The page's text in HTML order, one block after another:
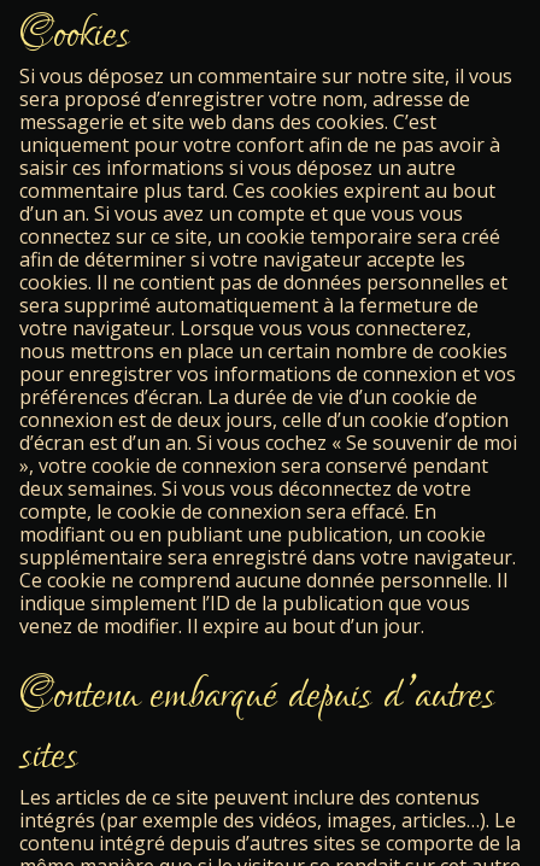
Cookies
Si vous déposez un commentaire sur notre site, il vous
sera proposé d’enregistrer votre nom, adresse de
messagerie et site web dans des cookies. C’est
uniquement pour votre confort afin de ne pas avoir à
saisir ces informations si vous déposez un autre
commentaire plus tard. Ces cookies expirent au bout
d’un an. Si vous avez un compte et que vous vous
connectez sur ce site, un cookie temporaire sera créé
afin de déterminer si votre navigateur accepte les
cookies. Il ne contient pas de données personnelles et
sera supprimé automatiquement à la fermeture de
votre navigateur. Lorsque vous vous connecterez,
nous mettrons en place un certain nombre de cookies
pour enregistrer vos informations de connexion et vos
préférences d’écran. La durée de vie d’un cookie de
connexion est de deux jours, celle d’un cookie d’option
d’écran est d’un an. Si vous cochez « Se souvenir de moi
», votre cookie de connexion sera conservé pendant
deux semaines. Si vous vous déconnectez de votre
compte, le cookie de connexion sera effacé. En
modifiant ou en publiant une publication, un cookie
supplémentaire sera enregistré dans votre navigateur.
Ce cookie ne comprend aucune donnée personnelle. Il
indique simplement l’ID de la publication que vous
venez de modifier. Il expire au bout d’un jour.
Contenu embarqué depuis d’autres
sites
Les articles de ce site peuvent inclure des contenus
intégrés (par exemple des vidéos, images, articles…). Le
contenu intégré depuis d’autres sites se comporte de la